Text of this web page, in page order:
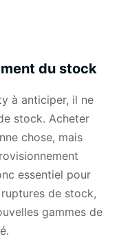
du stock
à anticiper, il ne
stock. Acheter
chose, mais
essentiel pour
de stock,
gammes de